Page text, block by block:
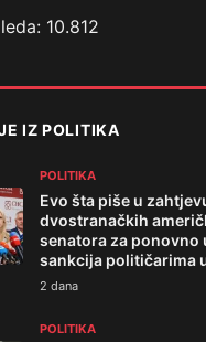
10.812
IZ POLITIKA
POLITIKA
Evo šta piše u
dvostranačkih
senatora za ponovno
sankcija političarima
2 dana
POLITIKA